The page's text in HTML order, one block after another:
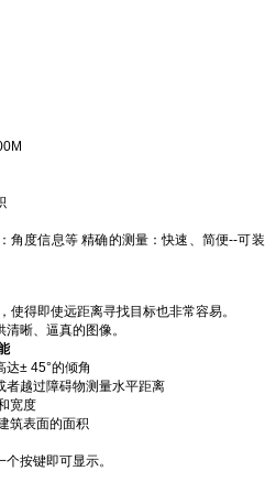
角度信息等 精确的测量：快速、简便--可
得即使远距离寻找目标也非常容易。
晰、逼真的图像。
± 45°的倾角
者越过障碍物测量水平距离
宽度
筑表面的面积
按键即可显示。